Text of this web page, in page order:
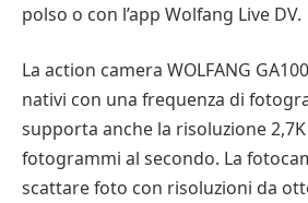
polso o con l’app Wolfang Live DV.
La action camera WOLFANG
nativi con una frequenza di
supporta anche la risoluzione 2,7K
fotogrammi al secondo. La
scattare foto con risoluzioni da